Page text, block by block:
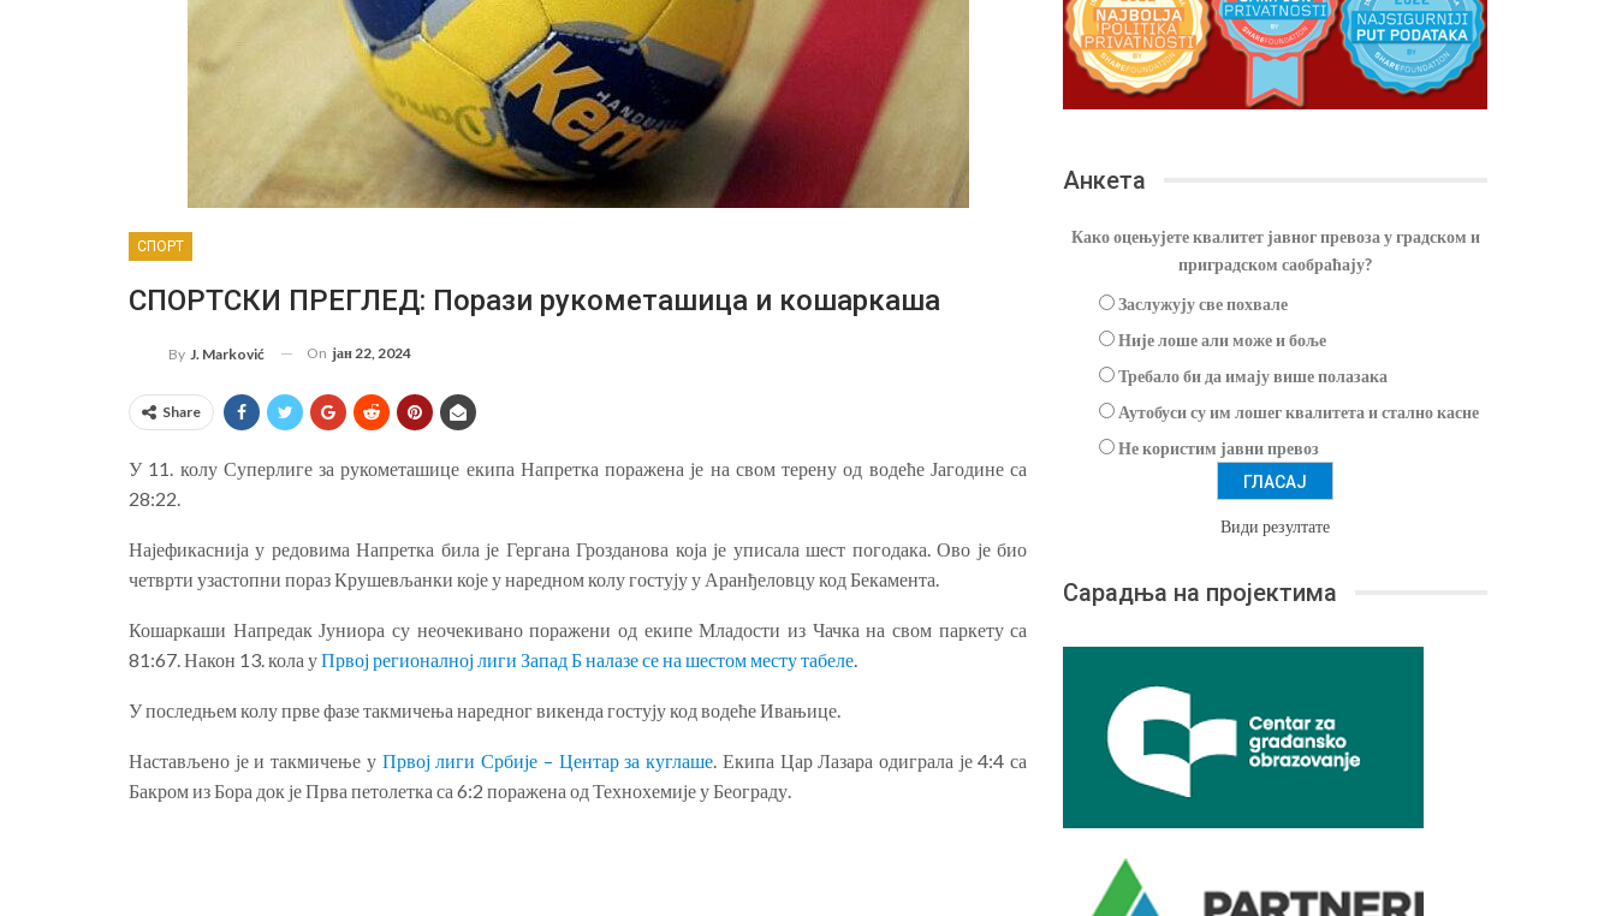
СПОРТ
СПОРТСКИ ПРЕГЛЕД: Порази рукометашица и кошаркаша
By J. Marković On јан 22, 2024
Share
У 11. колу Суперлиге за рукометашице екипа Напретка поражена је на свом терену од водеће Јагодине са
28:22.
Најефикаснија у редовима Напретка била је Гергана Грозданова која је уписала шест погодака. Ово је био
четврти узастопни пораз Крушевљанки које у наредном колу гостују у Аранђеловцу код Бекамента.
Кошаркаши Напредак Јуниора су неочекивано поражени од екипе Младости из Чачка на свом паркету са
81:67. Након 13. кола уПрвој регионалној лиги Запад Б налазе се на шестом месту табеле.
У последњем колу прве фазе такмичења наредног викенда гостују код водеће Ивањице.
Настављено је и такмичење у Првој лиги Србије – Центар за куглаше. Екипа Цар Лазара одиграла је 4:4 са
Бакром из Бора док је Прва петолетка са 6:2 поражена од Технохемије у Београду.
Анкета
Како оцењујете квалитет јавног превоза у градском и
приградском саобраћају?
Заслужују све похвале
Није лоше али може и боље
Требало би да имају више полазака
Аутобуси су им лошег квалитета и стално касне
Не користим јавни превоз
Види резултате
Сарадња на пројектима